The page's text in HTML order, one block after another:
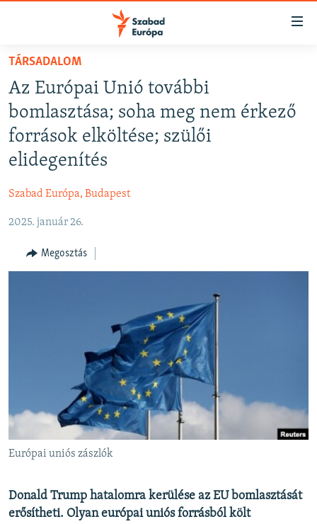
Akadálymentes
Ugrás
fő
oldalra
Ugrás
tartalomjegyzékre
keresésre
AKTUÁLIS
PODCASTOK
VIDEÓK
SZABADON
TÁRSADALOM
KLÍMAVÁLTOZÁS
A MÚLT TANULSÁGAI
Valamennyi RFE/RL weboldal
TÁRSADALOM
Az Európai Unió további
bomlasztása; soha meg nem érkező
források elköltése; szülői
elidegenítés
Szabad Európa, Budapest
2025. január 26.
Megosztás
Európai uniós zászlók
Donald Trump hatalomra kerülése az EU bomlasztását
erősítheti. Olyan európai uniós forrásból költ
FELIRATKOZÁS